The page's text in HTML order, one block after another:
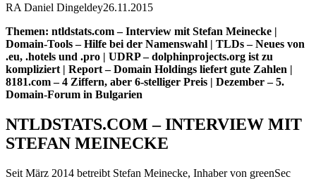
RA Daniel Dingeldey26.11.2015
Themen: ntldstats.com – Interview mit Stefan Meinecke |
Domain-Tools – Hilfe bei der Namenswahl | TLDs – Neues von
.eu, .hotels und .pro | UDRP – dolphinprojects.org ist zu
kompliziert | Report – Domain Holdings liefert gute Zahlen |
8181.com – 4 Ziffern, aber 6-stelliger Preis | Dezember – 5.
Domain-Forum in Bulgarien
NTLDSTATS.COM – INTERVIEW MIT
STEFAN MEINECKE
Seit März 2014 betreibt Stefan Meinecke, Inhaber von greenSec